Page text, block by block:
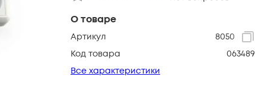
О товаре
Артикул
8050
Код товара
063489
Все характеристики